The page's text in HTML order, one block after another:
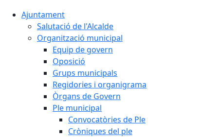
Ajuntament
Salutació de l'Alcalde
Organització municipal
Equip de govern
Oposició
Grups municipals
Regidories i organigrama
Òrgans de Govern
Ple municipal
Convocatòries de Ple
Cròniques del ple